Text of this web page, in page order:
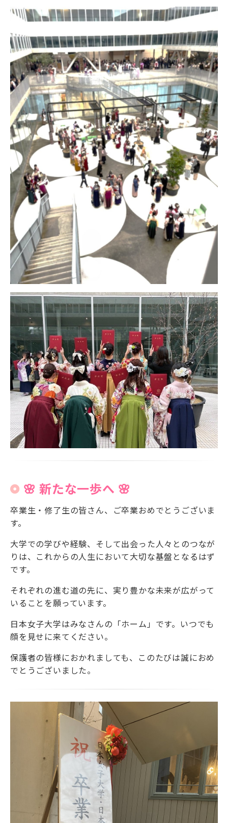
🌸 新たな一歩へ 🌸
卒業生・修了生の皆さん、ご卒業おめでとうございま
す。
大学での学びや経験、そして出会った人々とのつなが
りは、これからの人生において大切な基盤となるはず
です。
それぞれの進む道の先に、実り豊かな未来が広がって
いることを願っています。
日本女子大学はみなさんの「ホーム」です。いつでも
顔を見せに来てください。
保護者の皆様におかれましても、このたびは誠におめ
でとうございました。